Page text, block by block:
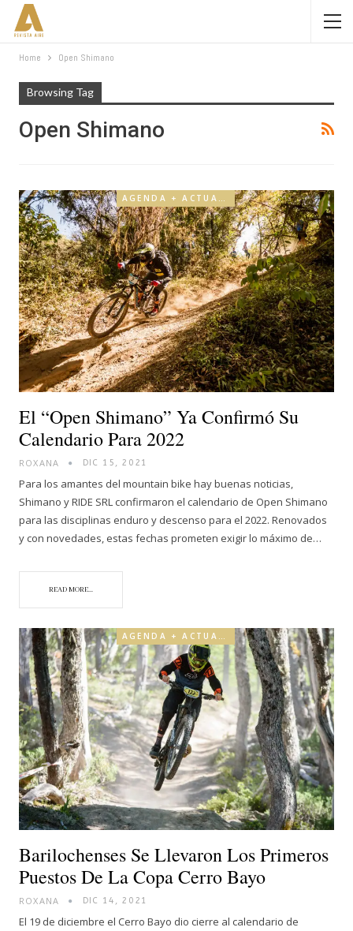
Home Open Shimano
Browsing Tag
Open Shimano
El “Open Shimano” Ya Confirmó Su
Calendario Para 2022
ROXANA DIC 15, 2021
Para los amantes del mountain bike hay buenas noticias,
Shimano y RIDE SRL confirmaron el calendario de Open Shimano
para las disciplinas enduro y descenso para el 2022. Renovados
y con novedades, estas fechas prometen exigir lo máximo de…
READ MORE...
Barilochenses Se Llevaron Los Primeros
Puestos De La Copa Cerro Bayo
ROXANA DIC 14, 2021
El 19 de diciembre el Cerro Bayo dio cierre al calendario de